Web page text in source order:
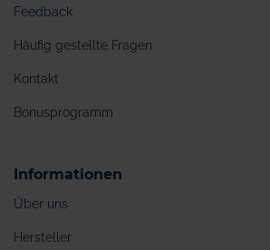
Feedback
Häufig gestellte Fragen
Kontakt
Bonusprogramm
Informationen
Über uns
Hersteller